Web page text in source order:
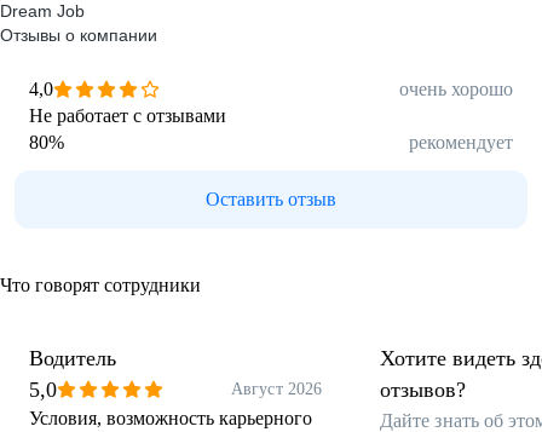
Dream Job
Отзывы о компании
4,0
очень хорошо
Не работает с отзывами
80% рекомендует
Оставить отзыв
Что говорят сотрудники
Водитель
5,0
Август 2026
Условия, возможность карьерного
Хотите видеть
отзывов?
Дайте знать об